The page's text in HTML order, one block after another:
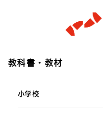
教科書・教材
小学校